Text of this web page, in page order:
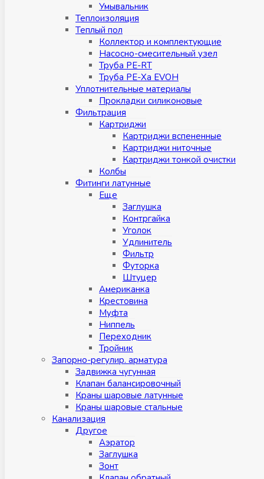
Умывальник
Теплоизоляция
Теплый пол
Коллектор и комплектующие
Насосно-смесительный узел
Труба PE-RT
Труба PE-Xa EVOH
Уплотнительные материалы
Прокладки силиконовые
Фильтрация
Картриджи
Картриджи вспененные
Картриджи ниточные
Картриджи тонкой очистки
Колбы
Фитинги латунные
Eщe
Заглушка
Контргайка
Уголок
Удлинитель
Фильтр
Футорка
Штуцер
Американка
Крестовина
Муфта
Ниппель
Переходник
Тройник
Запорно-регулир. арматура
Задвижка чугунная
Клапан балансировочный
Краны шаровые латунные
Краны шаровые стальные
Канализация
Другое
Аэратор
Заглушкa
Зонт